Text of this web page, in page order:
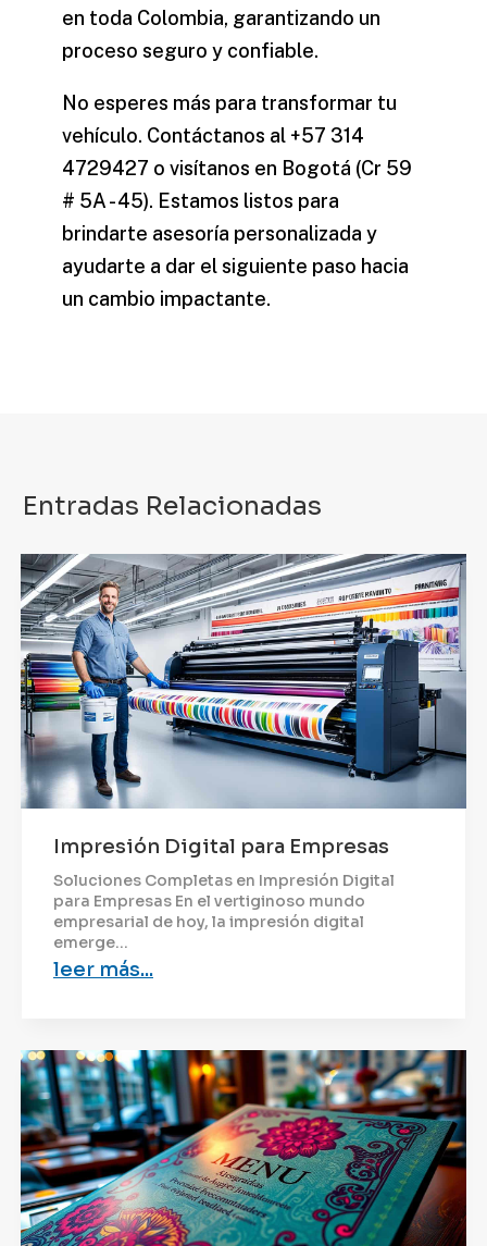
en toda Colombia, garantizando un
proceso seguro y confiable.
No esperes más para transformar tu
vehículo. Contáctanos al +57 314
4729427 o visítanos en Bogotá (Cr 59
# 5A - 45). Estamos listos para
brindarte asesoría personalizada y
ayudarte a dar el siguiente paso hacia
un cambio impactante.
Entradas Relacionadas
Impresión Digital para Empresas
Soluciones Completas en Impresión Digital
para Empresas En el vertiginoso mundo
empresarial de hoy, la impresión digital
emerge...
leer más...